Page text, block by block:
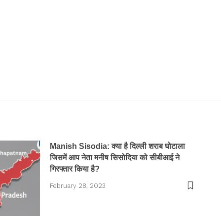
Manish Sisodia: क्या है दिल्ली शराब घोटाला
जिसमें आप नेता मनीष सिसोदिया को सीबीआई ने
गिरफ्तार किया है?
February 28, 2023